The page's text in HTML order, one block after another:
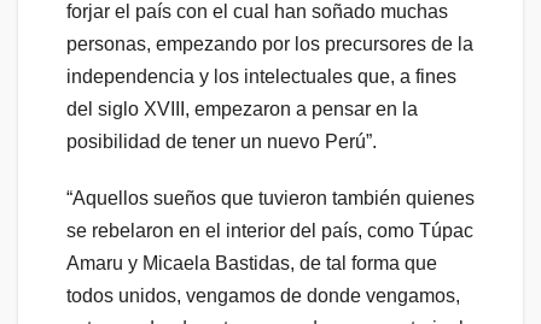
forjar el país con el cual han soñado muchas
personas, empezando por los precursores de la
independencia y los intelectuales que, a fines
del siglo XVIII, empezaron a pensar en la
posibilidad de tener un nuevo Perú”.
“Aquellos sueños que tuvieron también quienes
se rebelaron en el interior del país, como Túpac
Amaru y Micaela Bastidas, de tal forma que
todos unidos, vengamos de donde vengamos,